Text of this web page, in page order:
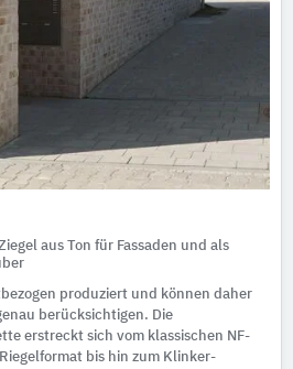
aus Ton für Fassaden und als
produziert und können daher
berücksichtigen. Die
erstreckt sich vom klassischen NF-
bis hin zum Klinker-